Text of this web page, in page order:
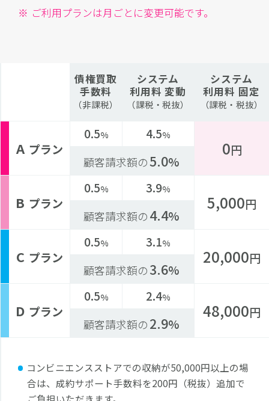
ご利用プランは月ごとに変更可能です。
債権買取
手数料
（非課税）
システム
利用料 変動
（課税・税抜）
システム
利用料 固定
（課税・税抜）
A プラン
0.5% 4.5%
0円
顧客請求額の5.0%
B プラン
0.5% 3.9%
5,000円
顧客請求額の4.4%
C プラン
0.5% 3.1%
20,000円
顧客請求額の3.6%
D プラン
0.5% 2.4%
48,000円
顧客請求額の2.9%
コンビニエンスストアでの収納が50,000円以上の場
合は、成約サポート手数料を200円（税抜）追加で